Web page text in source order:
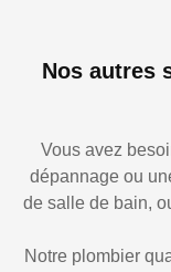
Nos autres
Vous avez
dépannage ou
de salle de bain,
Notre plombier